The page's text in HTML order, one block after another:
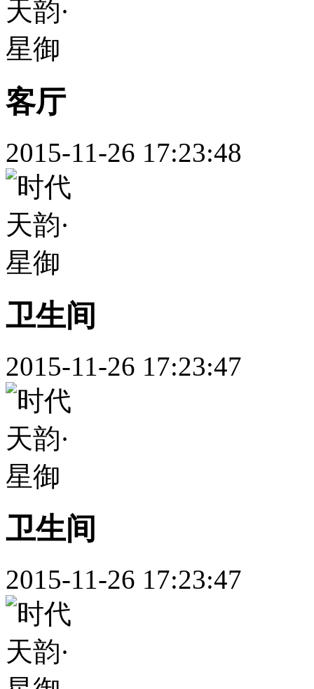
客厅
2015-11-26 17:23:48
卫生间
2015-11-26 17:23:47
卫生间
2015-11-26 17:23:47